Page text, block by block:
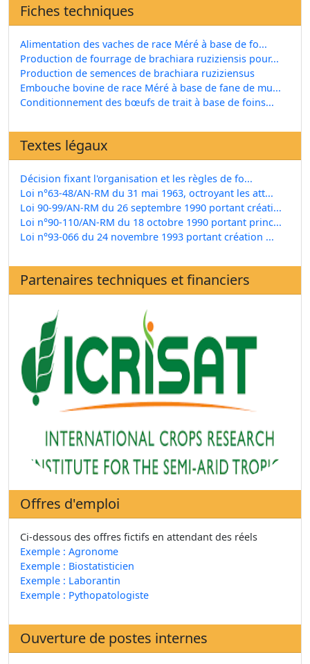
Fiches techniques
Alimentation des vaches de race Méré à base de fo...
Production de fourrage de brachiara ruziziensis pour...
Production de semences de brachiara ruziziensus
Embouche bovine de race Méré à base de fane de mu...
Conditionnement des bœufs de trait à base de foins...
Textes légaux
Décision fixant l'organisation et les règles de fo...
Loi n°63-48/AN-RM du 31 mai 1963, octroyant les att...
Loi 90-99/AN-RM du 26 septembre 1990 portant créati...
Loi n°90-110/AN-RM du 18 octobre 1990 portant princ...
Loi n°93-066 du 24 novembre 1993 portant création ...
Partenaires techniques et financiers
Offres d'emploi
Ci-dessous des offres fictifs en attendant des réels
Exemple : Agronome
Exemple : Biostatisticien
Exemple : Laborantin
Exemple : Pythopatologiste
Ouverture de postes internes